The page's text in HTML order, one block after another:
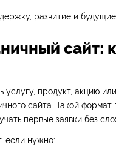
развитие и
сайт:
услугу, продукт, акцию
сайта. Такой
первые заявки без
если нужно: